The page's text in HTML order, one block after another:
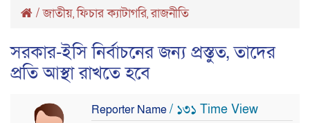
/জাতীয়,ফিচার ক্যাটাগরি,রাজনীতি
সরকার-ইসি নির্বাচনের জন্য প্রস্তুত, তাদের
প্রতি আস্থা রাখতে হবে
Reporter Name/ ১৩১ Time View